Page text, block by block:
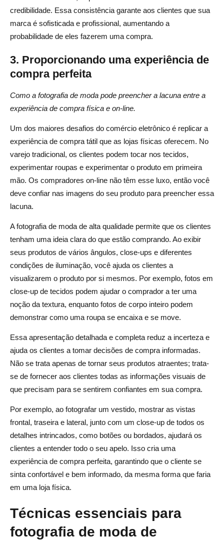
credibilidade. Essa consistência garante aos clientes que sua
marca é sofisticada e profissional, aumentando a
probabilidade de eles fazerem uma compra.
3. Proporcionando uma experiência de
compra perfeita
Como a fotografia de moda pode preencher a lacuna entre a
experiência de compra física e on-line.
Um dos maiores desafios do comércio eletrônico é replicar a
experiência de compra tátil que as lojas físicas oferecem. No
varejo tradicional, os clientes podem tocar nos tecidos,
experimentar roupas e experimentar o produto em primeira
mão. Os compradores on-line não têm esse luxo, então você
deve confiar nas imagens do seu produto para preencher essa
lacuna.
A fotografia de moda de alta qualidade permite que os clientes
tenham uma ideia clara do que estão comprando. Ao exibir
seus produtos de vários ângulos, close-ups e diferentes
condições de iluminação, você ajuda os clientes a
visualizarem o produto por si mesmos. Por exemplo, fotos em
close-up de tecidos podem ajudar o comprador a ter uma
noção da textura, enquanto fotos de corpo inteiro podem
demonstrar como uma roupa se encaixa e se move.
Essa apresentação detalhada e completa reduz a incerteza e
ajuda os clientes a tomar decisões de compra informadas.
Não se trata apenas de tornar seus produtos atraentes; trata-
se de fornecer aos clientes todas as informações visuais de
que precisam para se sentirem confiantes em sua compra.
Por exemplo, ao fotografar um vestido, mostrar as vistas
frontal, traseira e lateral, junto com um close-up de todos os
detalhes intrincados, como botões ou bordados, ajudará os
clientes a entender todo o seu apelo. Isso cria uma
experiência de compra perfeita, garantindo que o cliente se
sinta confortável e bem informado, da mesma forma que faria
em uma loja física.
Técnicas essenciais para
fotografia de moda de